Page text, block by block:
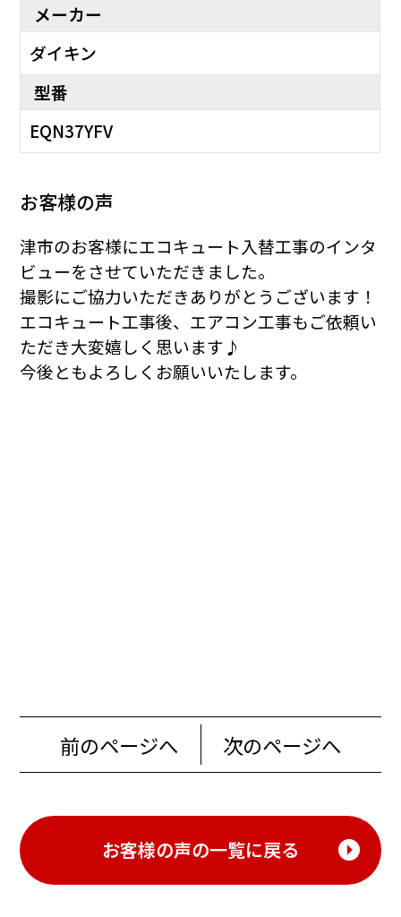
メーカー
ダイキン
型番
EQN37YFV
お客様の声
津市のお客様にエコキュート入替工事のインタ
ビューをさせていただきました。
撮影にご協力いただきありがとうございます！
エコキュート工事後、エアコン工事もご依頼い
ただき大変嬉しく思います♪
今後ともよろしくお願いいたします。
前のページへ 次のページへ
お客様の声の一覧に戻る